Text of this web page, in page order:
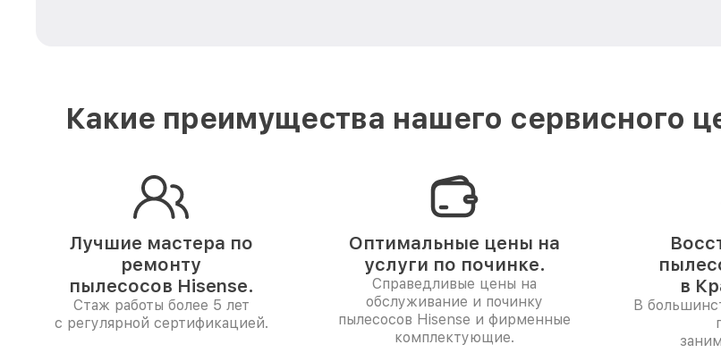
Какие преимущества нашего сервисного
Лучшие мастера по
ремонту
пылесосов Hisense.
Стаж работы более 5 лет
с регулярной сертификацией.
Оптимальные цены на
услуги по починке.
Справедливые цены на
обслуживание и починку
пылесосов Hisense и фирменные
комплектующие.
в
В